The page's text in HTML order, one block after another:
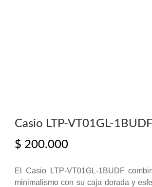
Casio LTP-VT01GL-1BUDF
$ 200.000
El Casio LTP-VT01GL-1BUDF
minimalismo con su caja dorada y